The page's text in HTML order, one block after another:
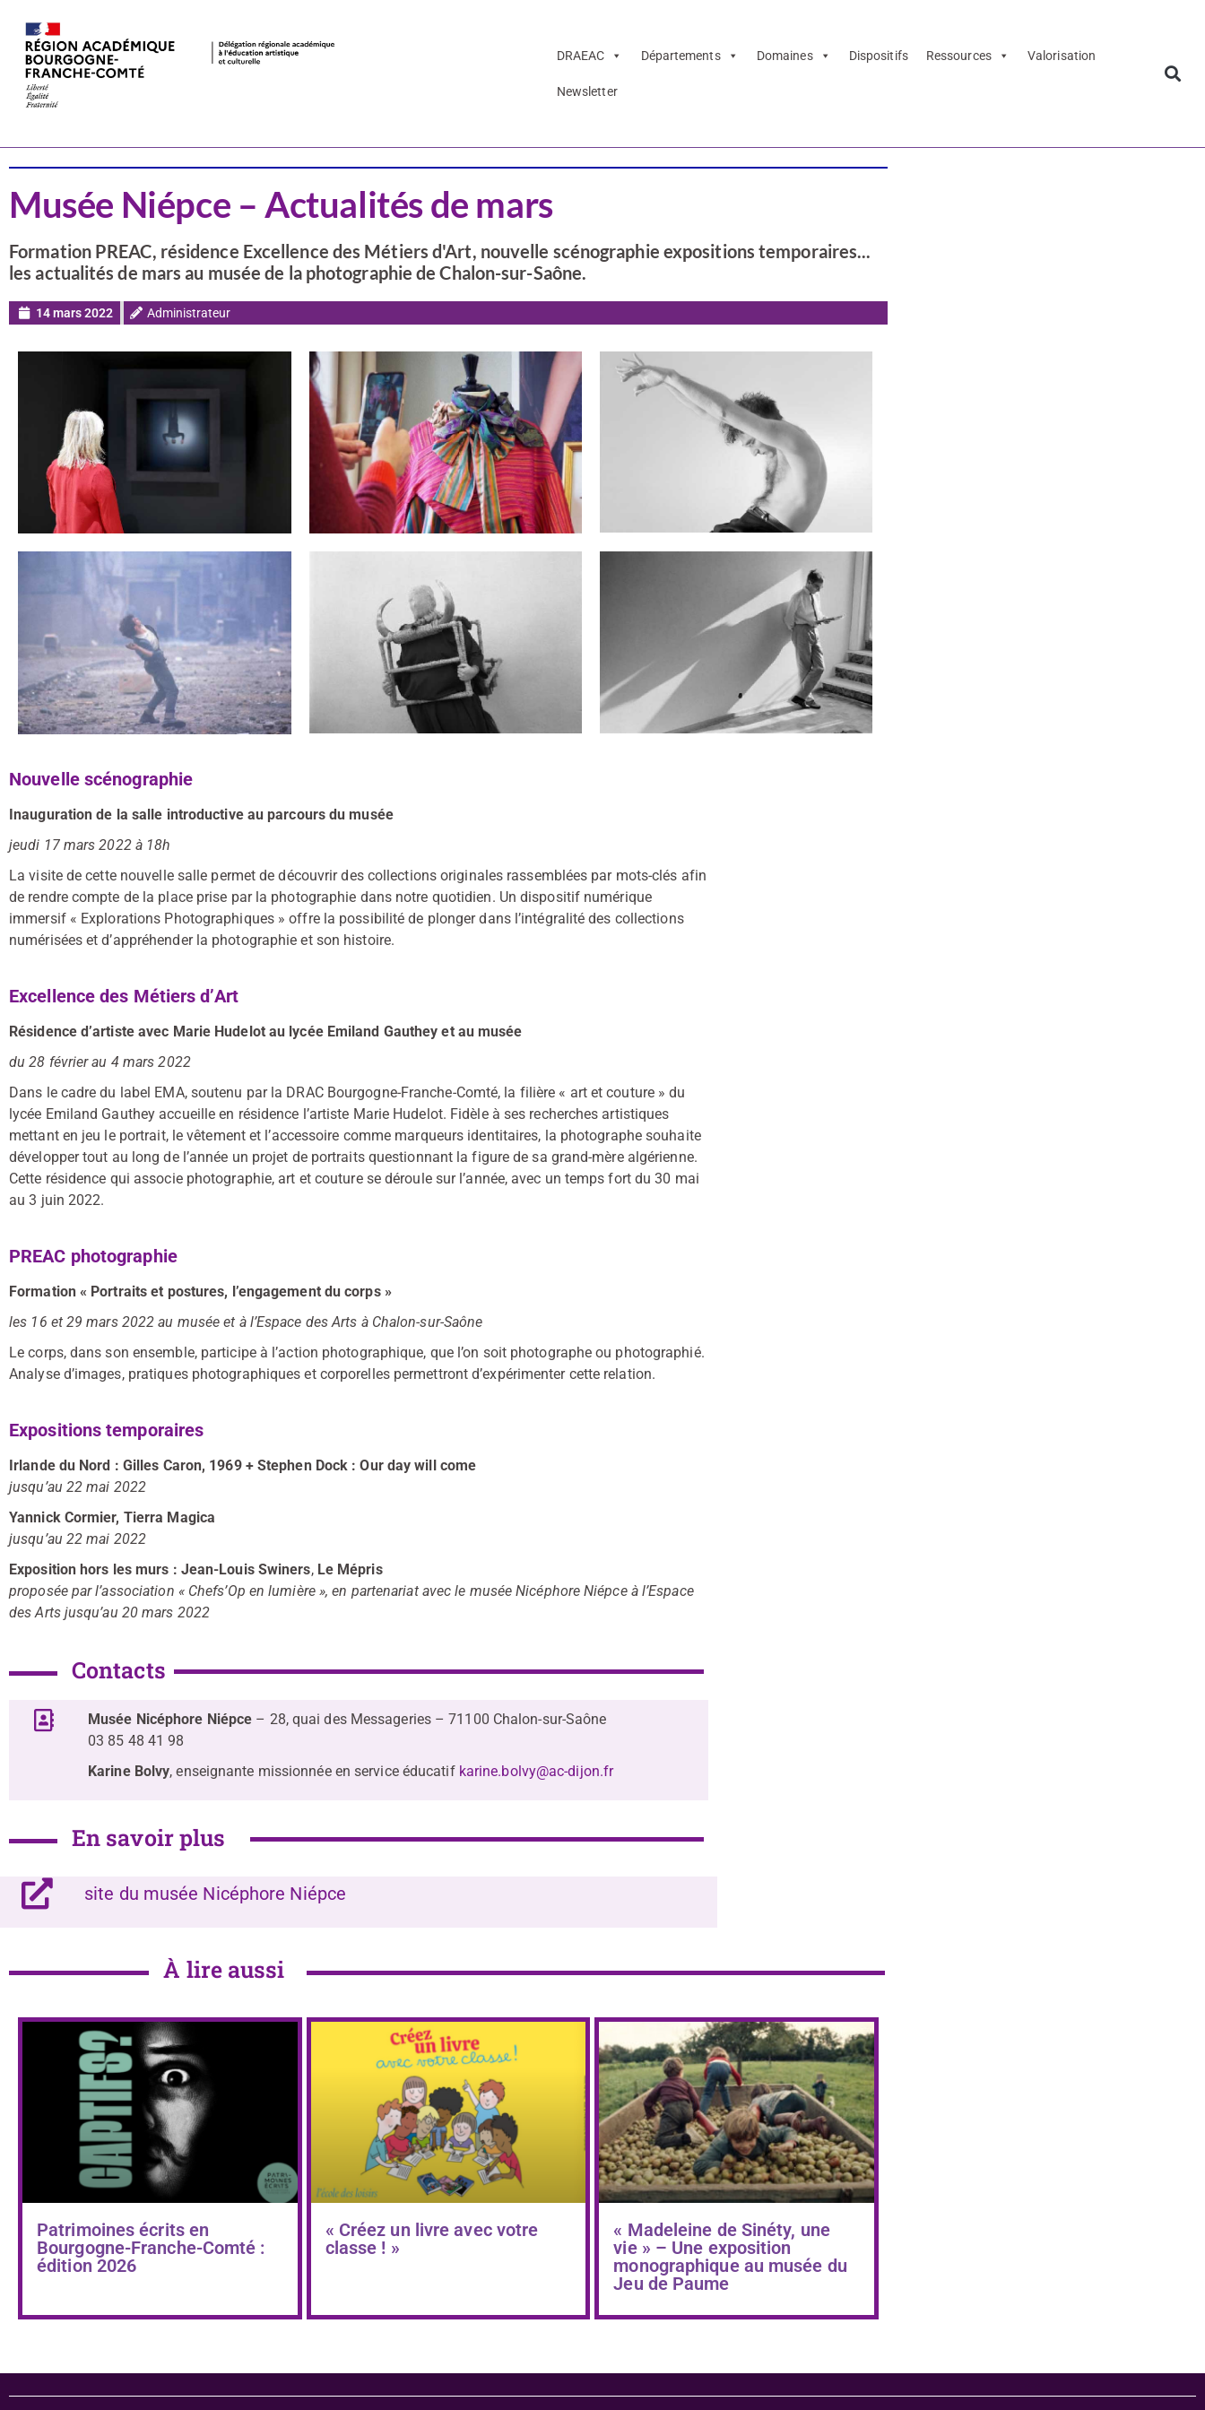
DRAEAC Départements Domaines Dispositifs Ressources Valorisation
Newsletter
Musée Niépce – Actualités de mars
Formation PREAC, résidence Excellence des Métiers d'Art, nouvelle scénographie expositions temporaires...
les actualités de mars au musée de la photographie de Chalon-sur-Saône.
14 mars 2022 Administrateur
Nouvelle scénographie
Inauguration de la salle introductive au parcours du musée
jeudi 17 mars 2022 à 18h
La visite de cette nouvelle salle permet de découvrir des collections originales rassemblées par mots-clés afin
de rendre compte de la place prise par la photographie dans notre quotidien. Un dispositif numérique
immersif « Explorations Photographiques » offre la possibilité de plonger dans l’intégralité des collections
numérisées et d’appréhender la photographie et son histoire.
Excellence des Métiers d’Art
Résidence d’artiste avec Marie Hudelot au lycée Emiland Gauthey et au musée
du 28 février au 4 mars 2022
Dans le cadre du label EMA, soutenu par la DRAC Bourgogne-Franche-Comté, la filière « art et couture » du
lycée Emiland Gauthey accueille en résidence l’artiste Marie Hudelot. Fidèle à ses recherches artistiques
mettant en jeu le portrait, le vêtement et l’accessoire comme marqueurs identitaires, la photographe souhaite
développer tout au long de l’année un projet de portraits questionnant la figure de sa grand-mère algérienne.
Cette résidence qui associe photographie, art et couture se déroule sur l’année, avec un temps fort du 30 mai
au 3 juin 2022.
PREAC photographie
Formation « Portraits et postures, l’engagement du corps »
les 16 et 29 mars 2022 au musée et à l’Espace des Arts à Chalon-sur-Saône
Le corps, dans son ensemble, participe à l’action photographique, que l’on soit photographe ou photographié.
Analyse d’images, pratiques photographiques et corporelles permettront d’expérimenter cette relation.
Expositions temporaires
Irlande du Nord : Gilles Caron, 1969 + Stephen Dock : Our day will come
jusqu’au 22 mai 2022
Yannick Cormier, Tierra Magica
jusqu’au 22 mai 2022
Exposition hors les murs : Jean-Louis Swiners, Le Mépris
proposée par l’association « Chefs’Op en lumière », en partenariat avec le musée Nicéphore Niépce à l’Espace
des Arts jusqu’au 20 mars 2022
Contacts
Musée Nicéphore Niépce – 28, quai des Messageries – 71100 Chalon-sur-Saône
03 85 48 41 98
Karine Bolvy, enseignante missionnée en service éducatif karine.bolvy@ac-dijon.fr
En savoir plus
site du musée Nicéphore Niépce
À lire aussi
Patrimoines écrits en
Bourgogne-Franche-Comté :
édition 2026
« Créez un livre avec votre
classe ! »
« Madeleine de Sinéty, une
vie » – Une exposition
monographique au musée du
Jeu de Paume